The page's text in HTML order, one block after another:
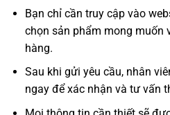
Bạn chỉ cần truy cập vào
chọn sản phẩm mong muốn
hàng.
Sau khi gửi yêu cầu, nhân
ngay để xác nhận và tư vấn